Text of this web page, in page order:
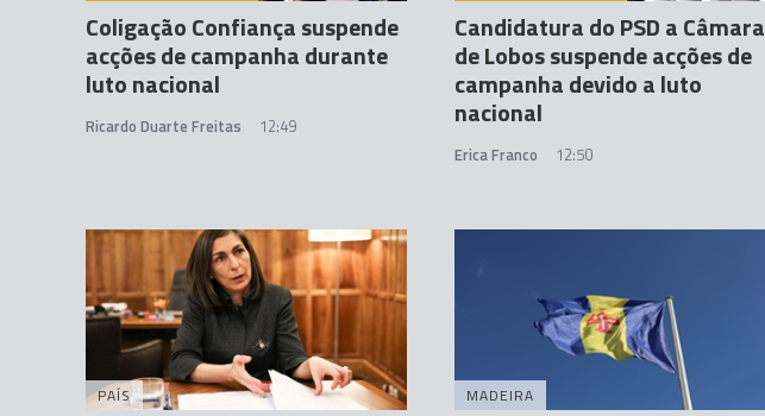
Coligação Confiança suspende
acções de campanha durante
luto nacional
Ricardo Duarte Freitas 12:49
Candidatura do PSD a Câmara
de Lobos suspende acções de
campanha devido a luto
nacional
Erica Franco 12:50
PAÍS MADEIRA